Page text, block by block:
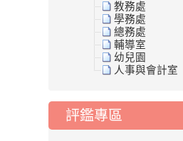
教務處
學務處
總務處
輔導室
幼兒園
人事與會計室
評鑑專區